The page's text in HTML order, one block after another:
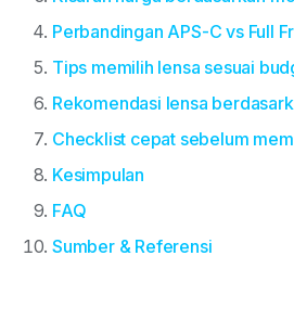
Perbandingan APS-C vs Full
Tips memilih lensa sesuai
Rekomendasi lensa
Checklist cepat sebelum
Kesimpulan
FAQ
Sumber & Referensi